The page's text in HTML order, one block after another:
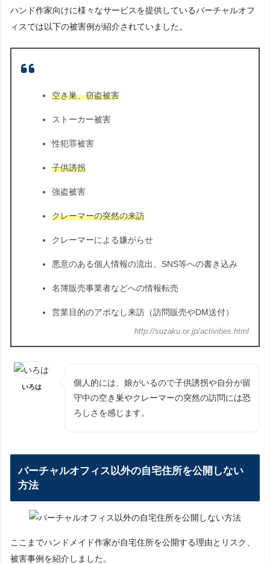
ハンド作家向けに様々なサービスを提供しているバーチャルオフ
ィスでは以下の被害例が紹介されていました。
空き巣、窃盗被害
ストーカー被害
性犯罪被害
子供誘拐
強盗被害
クレーマーの突然の来訪
クレーマーによる嫌がらせ
悪意のある個人情報の流出、SNS等への書き込み
名簿販売事業者などへの情報転売
営業目的のアポなし来訪（訪問販売やDM送付）
http://suzaku.or.jp/activities.html
いろは
個人的には、娘がいるので子供誘拐や自分が留
守中の空き巣やクレーマーの突然の訪問には恐
ろしさを感じます。
バーチャルオフィス以外の自宅住所を公開しない
方法
ここまでハンドメイド作家が自宅住所を公開する理由とリスク、
被害事例を紹介しました。